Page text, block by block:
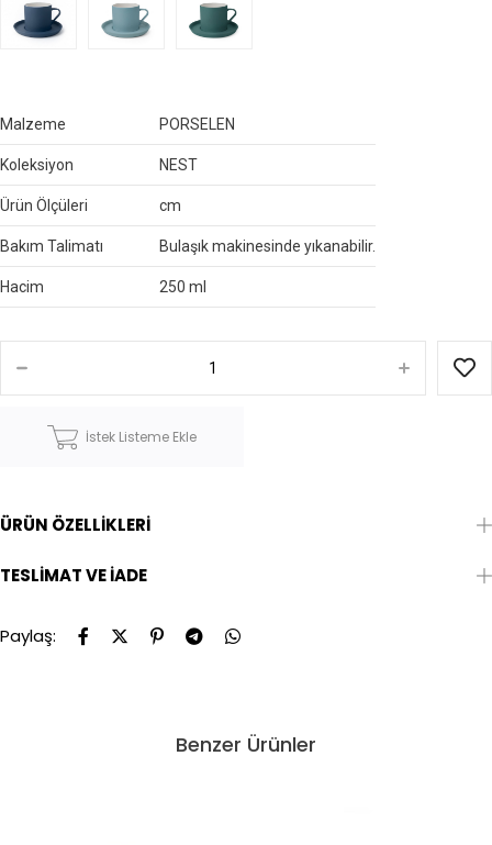
Malzeme PORSELEN
Koleksiyon NEST
Ürün Ölçüleri cm
Bakım Talimatı Bulaşık makinesinde yıkanabilir.
Hacim 250 ml
İstek Listeme Ekle
ÜRÜN ÖZELLIKLERI
TESLIMAT VE İADE
Paylaş:
Benzer Ürünler